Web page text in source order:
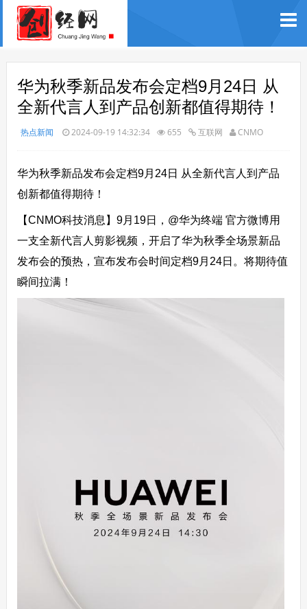
华为秋季新品发布会定档9月24日 从
全新代言人到产品创新都值得期待！
热点新闻 2024-09-19 14:32:34 655 互联网 CNMO
华为秋季新品发布会定档9月24日 从全新代言人到产品
创新都值得期待！
【CNMO科技消息】9月19日，@华为终端 官方微博用
一支全新代言人剪影视频，开启了华为秋季全场景新品
发布会的预热， 宣布发布会时间定档9月24日。 将期待值
瞬间拉满！